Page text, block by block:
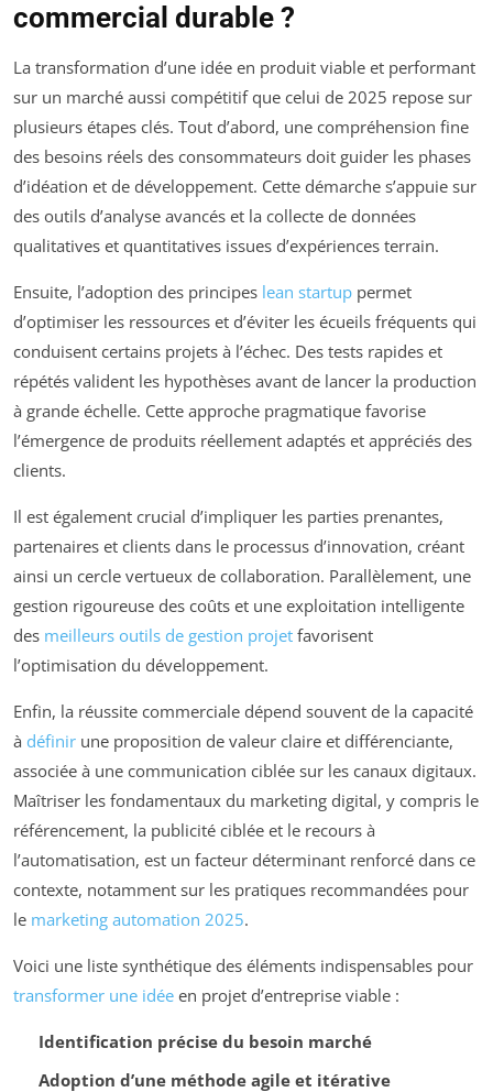
commercial durable ?
La transformation d’une idée en produit viable et performant
sur un marché aussi compétitif que celui de 2025 repose sur
plusieurs étapes clés. Tout d’abord, une compréhension fine
des besoins réels des consommateurs doit guider les phases
d’idéation et de développement. Cette démarche s’appuie sur
des outils d’analyse avancés et la collecte de données
qualitatives et quantitatives issues d’expériences terrain.
Ensuite, l’adoption des principes lean startup permet
d’optimiser les ressources et d’éviter les écueils fréquents qui
conduisent certains projets à l’échec. Des tests rapides et
répétés valident les hypothèses avant de lancer la production
à grande échelle. Cette approche pragmatique favorise
l’émergence de produits réellement adaptés et appréciés des
clients.
Il est également crucial d’impliquer les parties prenantes,
partenaires et clients dans le processus d’innovation, créant
ainsi un cercle vertueux de collaboration. Parallèlement, une
gestion rigoureuse des coûts et une exploitation intelligente
des meilleurs outils de gestion projet favorisent
l’optimisation du développement.
Enfin, la réussite commerciale dépend souvent de la capacité
à définir une proposition de valeur claire et différenciante,
associée à une communication ciblée sur les canaux digitaux.
Maîtriser les fondamentaux du marketing digital, y compris le
référencement, la publicité ciblée et le recours à
l’automatisation, est un facteur déterminant renforcé dans ce
contexte, notamment sur les pratiques recommandées pour
le marketing automation 2025.
Voici une liste synthétique des éléments indispensables pour
transformer une idée en projet d’entreprise viable :
Identification précise du besoin marché
Adoption d’une méthode agile et itérative